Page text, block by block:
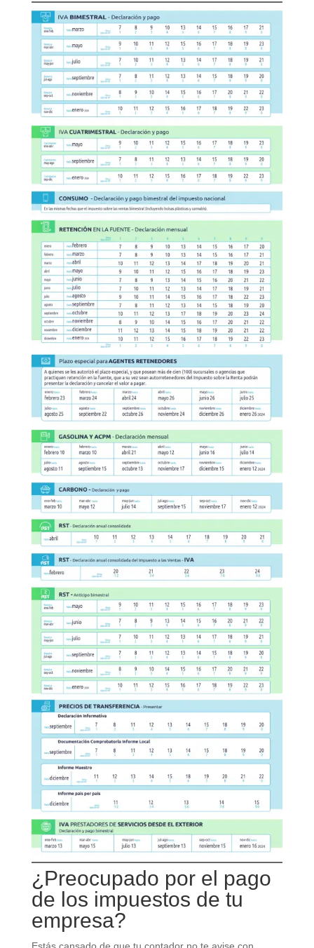
¿Preocupado por el pago
de los impuestos de tu
empresa?
Estás cansado de que tu contador no te avise con